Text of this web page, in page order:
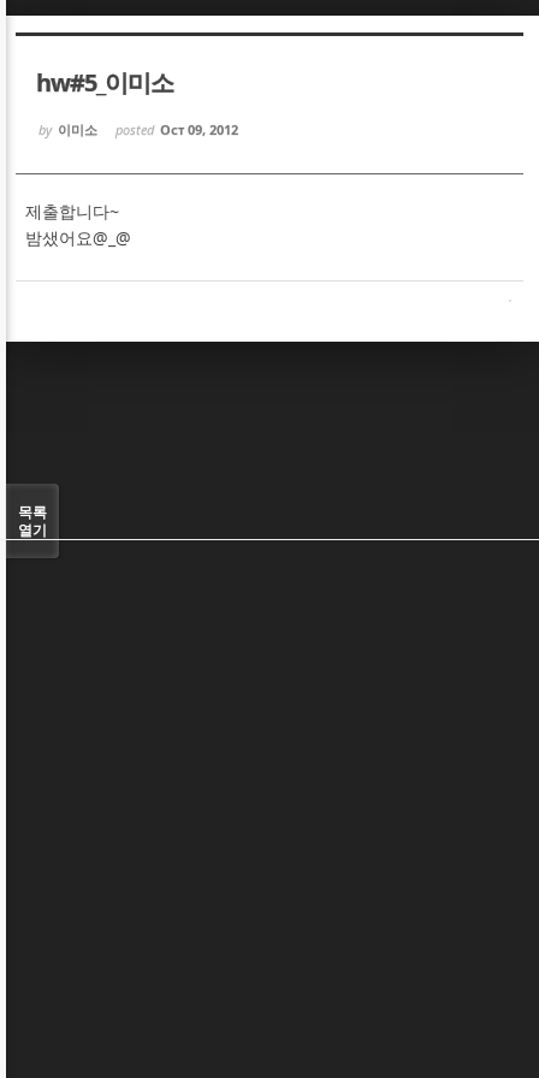
hw#5_이미소
by 이미소 posted Oct 09, 2012
제출합니다~
밤샜어요@_@
목록
열기
Sketchbook5, 스케치북5
Sketchbook5, 스케치북5
Sketchbook5, 스케치북5
Sketchbook5, 스케치북5